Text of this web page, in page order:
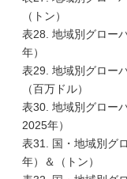
（トン）
表28. 地域別グロー
年）
表29. 地域別グロー
（百万ドル）
表30. 地域別グロー
2025年）
表31. 国・地域別グ
年）＆（トン）